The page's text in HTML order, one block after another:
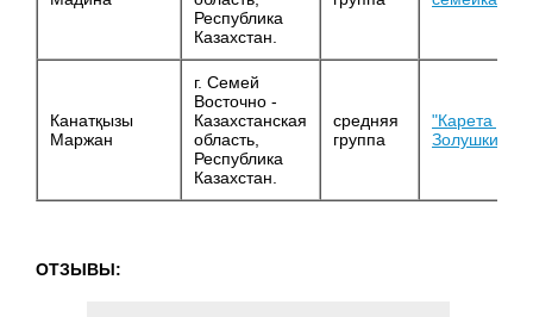
Республика
Казахстан.
Канатқызы
Маржан
г. Семей
Восточно -
Казахстанская
область,
Республика
Казахстан.
средняя
группа
"Карета для
Золушки"
ОТЗЫВЫ: